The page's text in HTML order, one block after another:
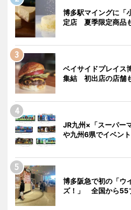
博多駅マイングに「
定店 夏季限定商品
ベイサイドプレイス
集結 初出店の店舗
JR九州×「スーパー
や九州6県でイベン
博多阪急で初の「ウ
ズ！」 全国から55